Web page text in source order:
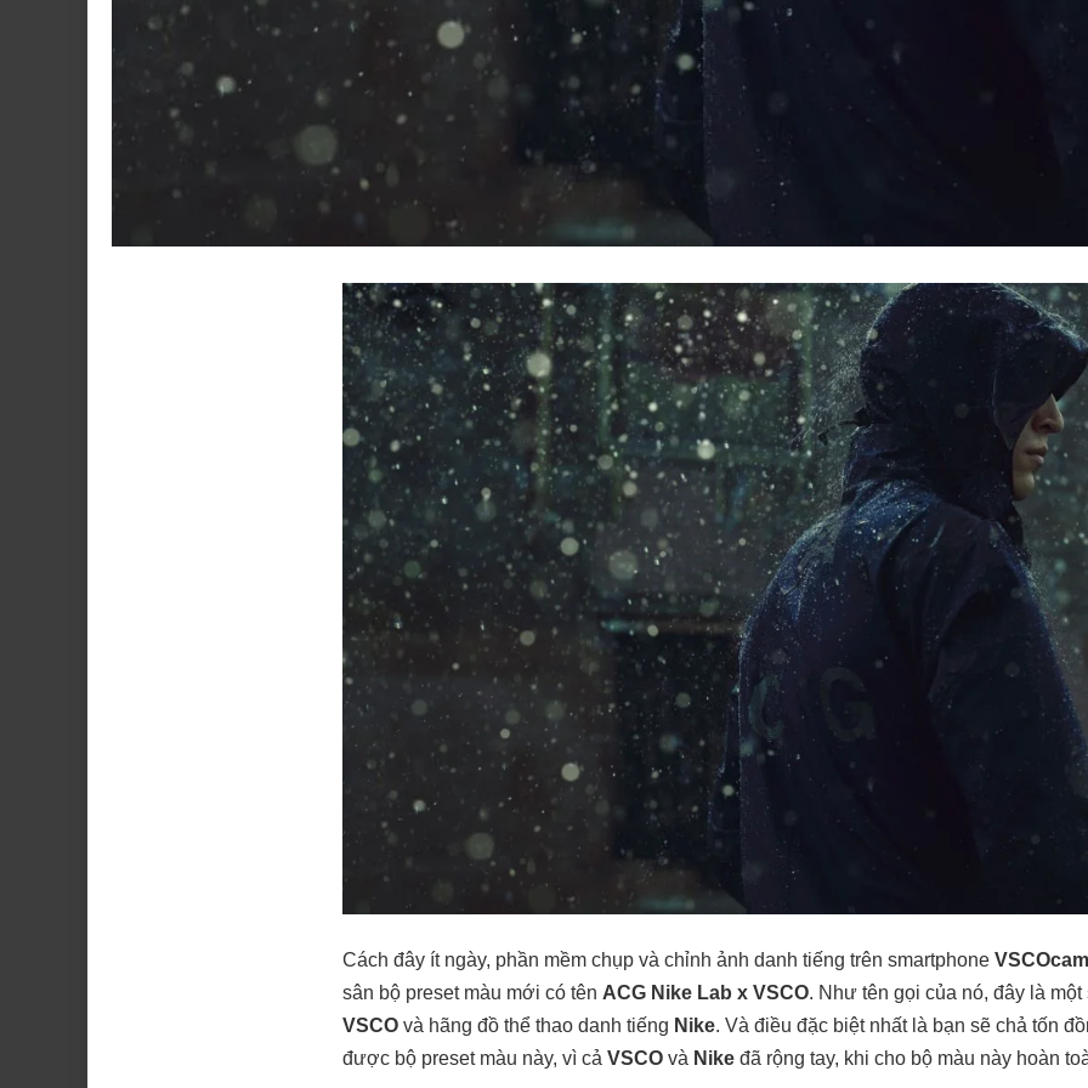
Cách đây ít ngày, phần mềm chụp và chỉnh ảnh danh tiếng trên smartphone VSCOcam
sân bộ preset màu mới có tên ACG Nike Lab x VSCO. Như tên gọi của nó, đây là
VSCO và hãng đồ thể thao danh tiếng Nike. Và điều đặc biệt nhất là bạn sẽ chả tốn
được bộ preset màu này, vì cả VSCO và Nike đã rộng tay, khi cho bộ màu này hoàn